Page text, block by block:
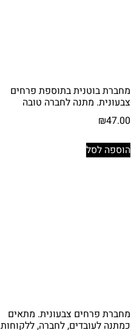
מחברת בוטנית בתוספת פרחים
צבעונית. מתנה לחברה טובה
₪47.00
הוספה לסל
מחברת פרחים צבעונית. מתאים
כמתנה לעובדים, לחברה, ללקוחות